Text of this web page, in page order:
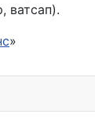
ватсап).
»